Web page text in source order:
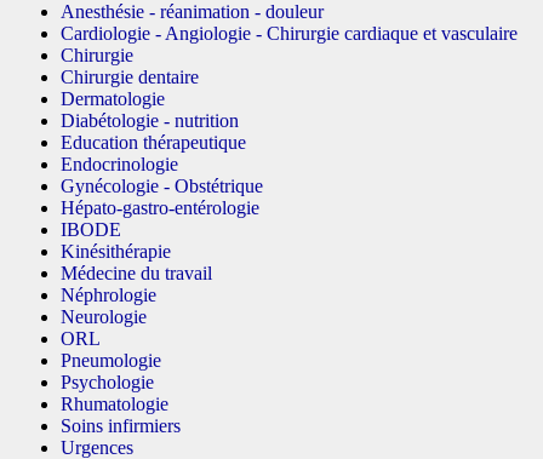
Anesthésie - réanimation - douleur
Cardiologie - Angiologie - Chirurgie cardiaque et vasculaire
Chirurgie
Chirurgie dentaire
Dermatologie
Diabétologie - nutrition
Education thérapeutique
Endocrinologie
Gynécologie - Obstétrique
Hépato-gastro-entérologie
IBODE
Kinésithérapie
Médecine du travail
Néphrologie
Neurologie
ORL
Pneumologie
Psychologie
Rhumatologie
Soins infirmiers
Urgences